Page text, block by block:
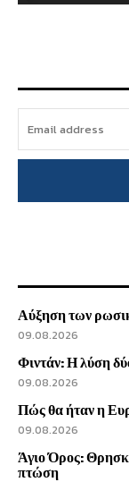
Αύξηση των
09.08.2026
Φιντάν: Η λύση
09.08.2026
Πώς θα ήταν η
09.08.2026
Άγιο Όρος:
πτώση